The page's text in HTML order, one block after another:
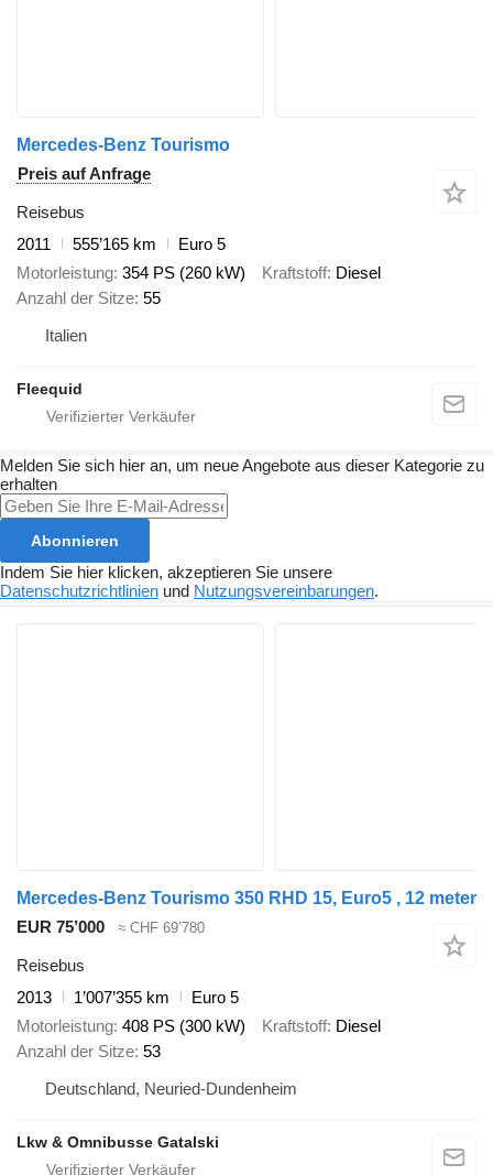
Mercedes-Benz Tourismo
Preis auf Anfrage
Reisebus
2011
555’165 km
Euro 5
Motorleistung 354 PS (260 kW) Kraftstoff Diesel
Anzahl der Sitze 55
Italien
Fleequid
Melden Sie sich hier an, um neue Angebote aus dieser Kategorie zu
erhalten
Abonnieren
Indem Sie hier klicken, akzeptieren Sie unsere
Datenschutzrichtlinien und Nutzungsvereinbarungen.
Mercedes-Benz Tourismo 350 RHD 15, Euro5 , 12 meter
EUR 75’000
≈ CHF 69’780
Reisebus
2013
1’007’355 km
Euro 5
Motorleistung 408 PS (300 kW) Kraftstoff Diesel
Anzahl der Sitze 53
Deutschland, Neuried-Dundenheim
Lkw & Omnibusse Gatalski